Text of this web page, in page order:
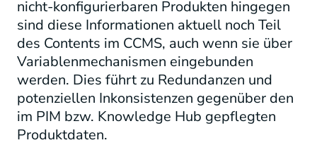
nicht-konfigurierbaren Produkten hingegen
sind diese Informationen aktuell noch Teil
des Contents im CCMS, auch wenn sie über
Variablenmechanismen eingebunden
werden. Dies führt zu Redundanzen und
potenziellen Inkonsistenzen gegenüber den
im PIM bzw. Knowledge Hub gepflegten
Produktdaten.